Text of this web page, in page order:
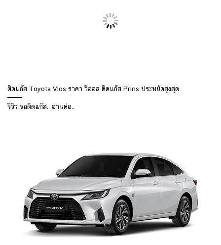
ติดแก๊ส Toyota Vios ราคา วีออส ติดแก๊ส Prins ประหยัดสูงสุด
รีวิว รถติดแก๊ส.. อ่านต่อ..